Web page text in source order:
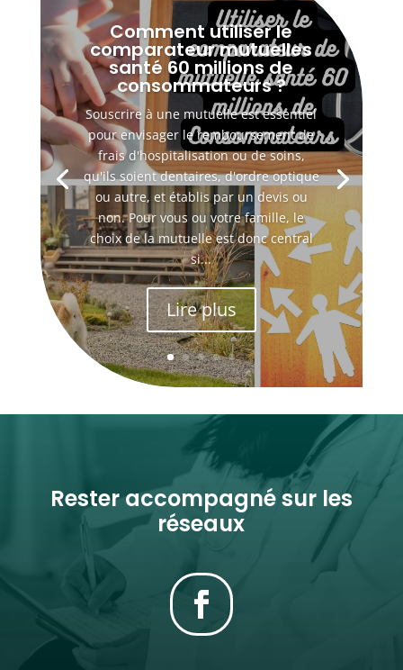
Comment utiliser le
comparateur mutuelles
santé 60 millions de
consommateurs ?
Souscrire à une mutuelle est essentiel
pour envisager le remboursement de
frais d'hospitalisation ou de soins,
qu'ils soient dentaires, d'ordre optique
ou autre, et établis par un devis ou
non. Pour vous ou votre famille, le
choix de la mutuelle est donc central
si...
Lire plus
Rester accompagné sur les
réseaux